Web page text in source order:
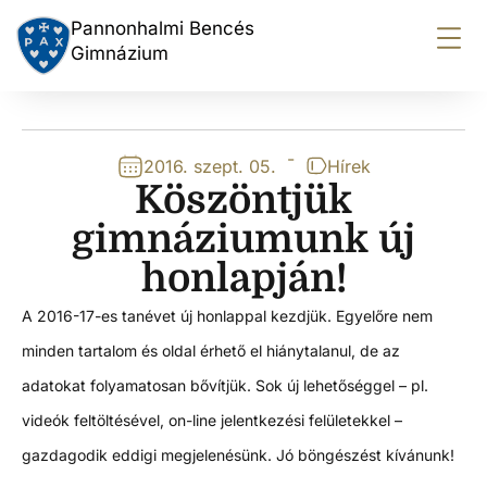
Pannonhalmi Bencés
Gimnázium
2016. szept. 05. - Hírek
Köszöntjük
gimnáziumunk új
honlapján!
A 2016-17-es tanévet új honlappal kezdjük. Egyelőre nem
minden tartalom és oldal érhető el hiánytalanul, de az
adatokat folyamatosan bővítjük. Sok új lehetőséggel – pl.
videók feltöltésével, on-line jelentkezési felületekkel –
gazdagodik eddigi megjelenésünk. Jó böngészést kívánunk!